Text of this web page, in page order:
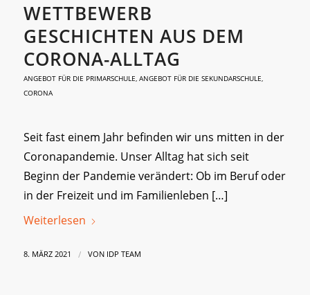
WETTBEWERB
GESCHICHTEN AUS DEM
CORONA-ALLTAG
ANGEBOT FÜR DIE PRIMARSCHULE, ANGEBOT FÜR DIE SEKUNDARSCHULE,
CORONA
Seit fast einem Jahr befinden wir uns mitten in der
Coronapandemie. Unser Alltag hat sich seit
Beginn der Pandemie verändert: Ob im Beruf oder
in der Freizeit und im Familienleben […]
Weiterlesen
8. MÄRZ 2021 / VON IDP TEAM